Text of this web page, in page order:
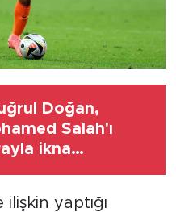
Doğan,
Salah'ı
ikna
yaptığı